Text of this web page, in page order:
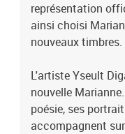
représentation
ainsi choisi
nouveaux timbres.
L'artiste Yseult
nouvelle
poésie, ses
accompagnent